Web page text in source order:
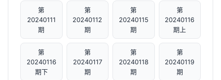
第
20240111
期
第
20240112
期
第
20240115
期
第
20240116
期上
第
20240116
期下
第
20240117
期
第
20240118
期
第
20240119
期